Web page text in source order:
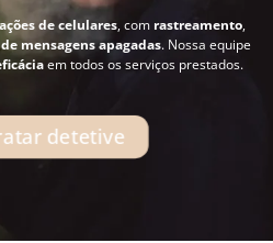
de celulares, com rastreamento,
mensagens apagadas. Nossa equipe
em todos os serviços prestados.
detetive